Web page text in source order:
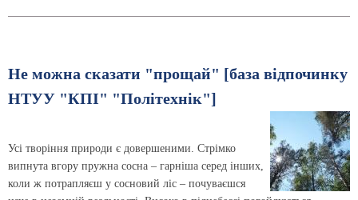
Не можна сказати "прощай" [база відпочинку
НТУУ "КПІ" "Політехнік"]
Усі творіння природи є довершеними. Стрімко
випнута вгору пружна сосна – гарніша серед інших,
коли ж потрапляєш у сосновий ліс – почуваєшся